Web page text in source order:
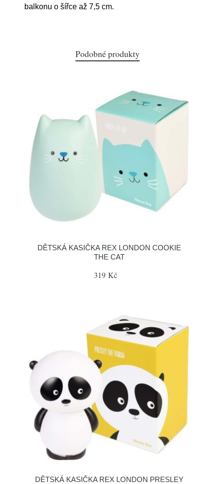
balkonu o šířce až 7,5 cm.
Podobné produkty
DĚTSKÁ KASIČKA REX LONDON COOKIE
THE CAT
319 Kč
DĚTSKÁ KASIČKA REX LONDON PRESLEY